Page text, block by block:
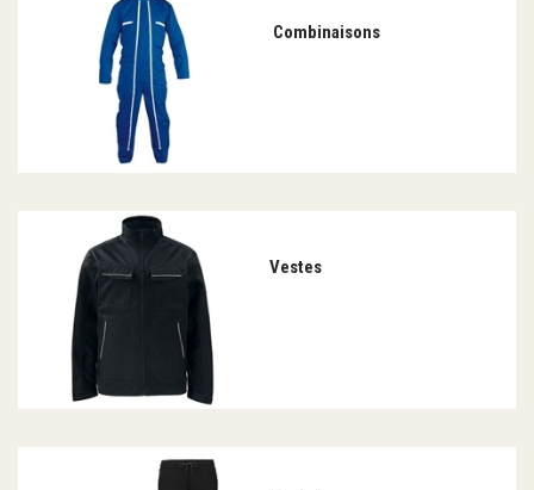
Combinaisons
Vestes